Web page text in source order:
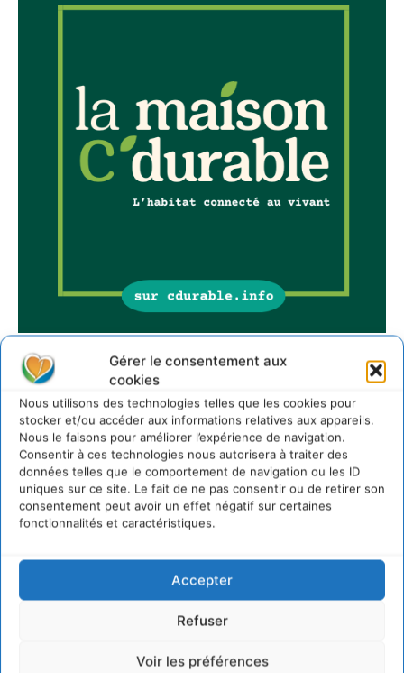
Gérer le consentement aux
cookies
Nous utilisons des technologies telles que les cookies pour
stocker et/ou accéder aux informations relatives aux appareils.
Nous le faisons pour améliorer l’expérience de navigation.
Consentir à ces technologies nous autorisera à traiter des
données telles que le comportement de navigation ou les ID
uniques sur ce site. Le fait de ne pas consentir ou de retirer son
consentement peut avoir un effet négatif sur certaines
fonctionnalités et caractéristiques.
Accepter
Refuser
Voir les préférences
Sur Cdurable
Comment le sol français a perdu sa mémoire
hydrique et déréglé tout le territoire (2020-2026)
2 août 2026
Développer notre attention aux espèces vivantes
non humaines avec les communs de Zoepolis
Un kit citoyen pour lever les freins au
développement des forêts comestibles dans nos
villes
L’éco-anxiété informe et l’éco-lucidité transforme